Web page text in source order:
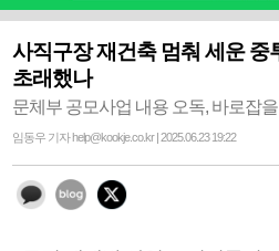
사직구장 재건축 멈춰 세운 중
초래했나
문체부 공모사업 내용 오독, 바로잡
임동우 기자 help@kookje.co.kr | 2025.06.23 19:22